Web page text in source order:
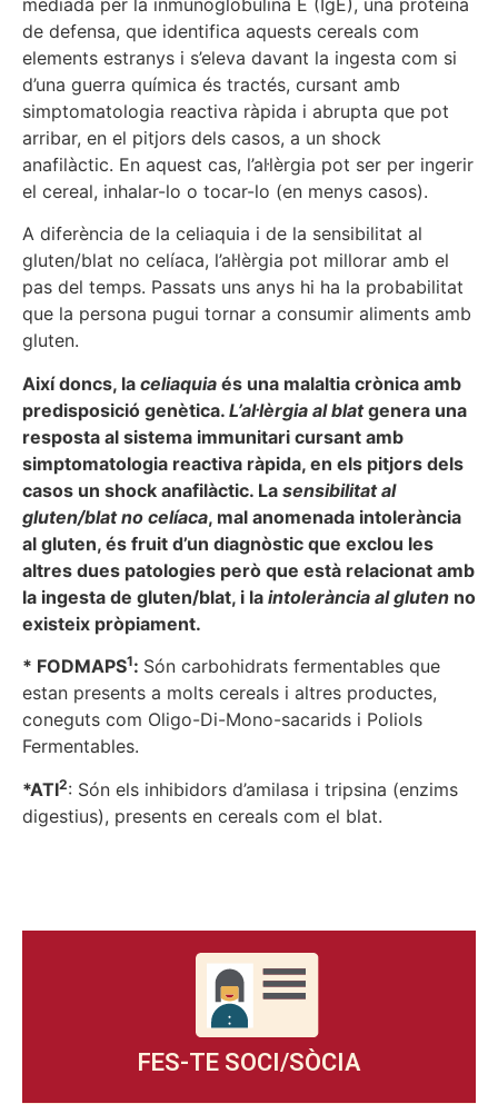
mediada per la inmunoglobulina E (IgE), una proteïna
de defensa, que identifica aquests cereals com
elements estranys i s’eleva davant la ingesta com si
d’una guerra química és tractés, cursant amb
simptomatologia reactiva ràpida i abrupta que pot
arribar, en el pitjors dels casos, a un shock
anafilàctic. En aquest cas, l’al·lèrgia pot ser per ingerir
el cereal, inhalar-lo o tocar-lo (en menys casos).
A diferència de la celiaquia i de la sensibilitat al
gluten/blat no celíaca, l’al·lèrgia pot millorar amb el
pas del temps. Passats uns anys hi ha la probabilitat
que la persona pugui tornar a consumir aliments amb
gluten.
Així doncs, la celiaquia és una malaltia crònica amb
predisposició genètica. L’al·lèrgia al blatgenera una
resposta al sistema immunitari cursant amb
simptomatologia reactiva ràpida, en els pitjors dels
casos un shock anafilàctic. La sensibilitat al
gluten/blat no celíaca, mal anomenada intolerància
al gluten, és fruit d’un diagnòstic que exclou les
altres dues patologies però que està relacionat amb
la ingesta de gluten/blat, i la intolerància al gluten no
existeix pròpiament.
* FODMAPS1: Són carbohidrats fermentables que
estan presents a molts cereals i altres productes,
coneguts com Oligo-Di-Mono-sacarids i Poliols
Fermentables.
*ATI2: Són els inhibidors d’amilasa i tripsina (enzims
digestius), presents en cereals com el blat.
FES-TE SOCI/SÒCIA